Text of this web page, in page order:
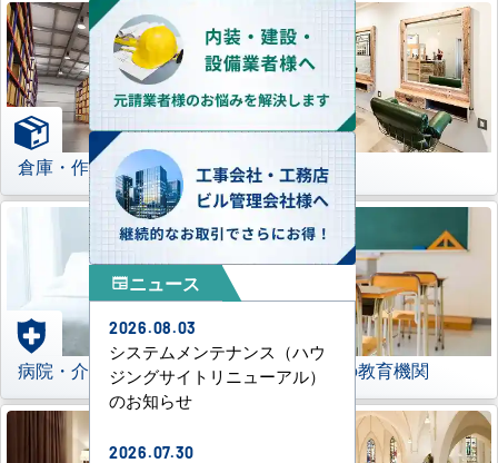
倉庫・作業場 理美容室
病院・介護施設 学校などの教育機関
newspaperニュース
2026.08.03
システムメンテナンス（ハウ
ジングサイトリニューアル）
のお知らせ
2026.07.30